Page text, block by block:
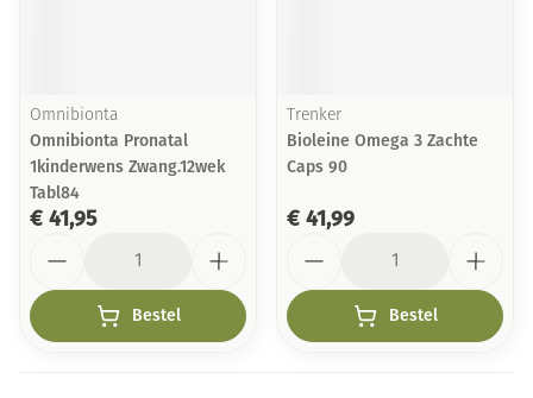
Omnibionta
Omnibionta Pronatal
1kinderwens Zwang.12wek
Tabl84
€ 41,95
Bestel
Trenker
Bioleine Omega 3 Zachte
Caps 90
€ 41,99
Bestel